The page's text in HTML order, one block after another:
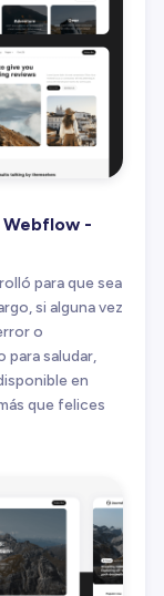
Webflow -
para que sea
si alguna vez
o
saludar,
en
que felices